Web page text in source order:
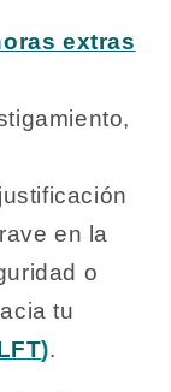
extras
en la
o
tu
).